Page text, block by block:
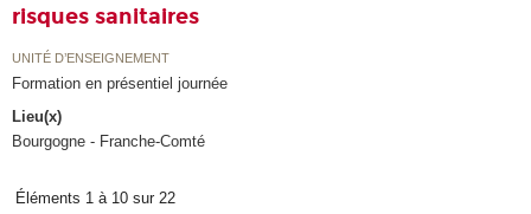
risques sanitaires
UNITÉ D’ENSEIGNEMENT
Formation en présentiel journée
Lieu(x)
Bourgogne - Franche-Comté
Éléments 1 à 10 sur 22